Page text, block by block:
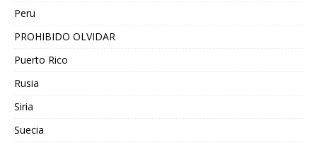
Peru
PROHIBIDO OLVIDAR
Puerto Rico
Rusia
Siria
Suecia